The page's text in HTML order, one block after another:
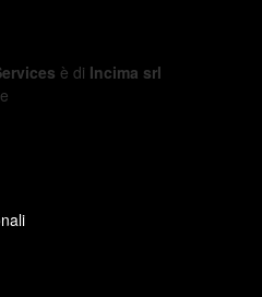
è di Incima srl